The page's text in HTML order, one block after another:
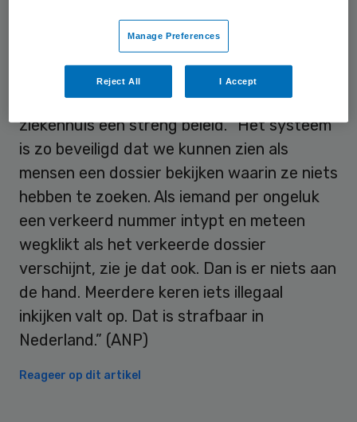
Streng beleid
Volgens de woordvoerder voert het
ziekenhuis een streng beleid. “Het systeem
is zo beveiligd dat we kunnen zien als
mensen een dossier bekijken waarin ze niets
hebben te zoeken. Als iemand per ongeluk
een verkeerd nummer intypt en meteen
wegklikt als het verkeerde dossier
verschijnt, zie je dat ook. Dan is er niets aan
de hand. Meerdere keren iets illegaal
inkijken valt op. Dat is strafbaar in
Nederland.” (ANP)
Reageer op dit artikel
Manage Preferences
Reject All I Accept